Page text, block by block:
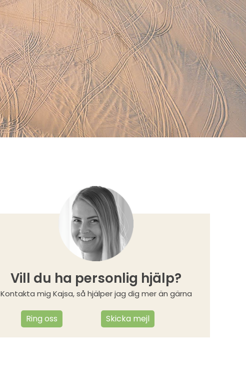
Vill du ha personlig hjälp?
Kontakta mig Kajsa, så hjälper jag dig mer än gärna
Ring oss Skicka mejl